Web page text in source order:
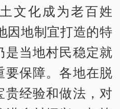
文化成为老百姓
因地制宜打造的特
当地村民稳定就
要保障。各地在脱
贵经验和做法，对